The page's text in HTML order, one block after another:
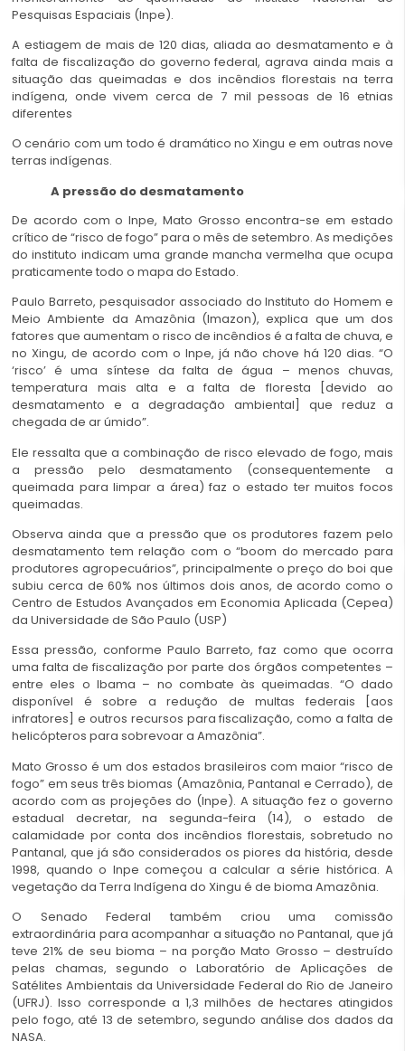
Pesquisas Espaciais (Inpe).
A estiagem de mais de 120 dias, aliada ao desmatamento e à
falta de fiscalização do governo federal, agrava ainda mais a
situação das queimadas e dos incêndios florestais na terra
indígena, onde vivem cerca de 7 mil pessoas de 16 etnias
diferentes
O cenário com um todo é dramático no Xingu e em outras nove
terras indígenas.
A pressão do desmatamento
De acordo com o Inpe, Mato Grosso encontra-se em estado
crítico de “risco de fogo” para o mês de setembro. As medições
do instituto indicam uma grande mancha vermelha que ocupa
praticamente todo o mapa do Estado.
Paulo Barreto, pesquisador associado do Instituto do Homem e
Meio Ambiente da Amazônia (Imazon), explica que um dos
fatores que aumentam o risco de incêndios é a falta de chuva, e
no Xingu, de acordo com o Inpe, já não chove há 120 dias. “O
‘risco’ é uma síntese da falta de água – menos chuvas,
temperatura mais alta e a falta de floresta [devido ao
desmatamento e a degradação ambiental] que reduz a
chegada de ar úmido”.
Ele ressalta que a combinação de risco elevado de fogo, mais
a pressão pelo desmatamento (consequentemente a
queimada para limpar a área) faz o estado ter muitos focos
queimadas.
Observa ainda que a pressão que os produtores fazem pelo
desmatamento tem relação com o “boom do mercado para
produtores agropecuários”, principalmente o preço do boi que
subiu cerca de 60% nos últimos dois anos, de acordo como o
Centro de Estudos Avançados em Economia Aplicada (Cepea)
da Universidade de São Paulo (USP)
Essa pressão, conforme Paulo Barreto, faz como que ocorra
uma falta de fiscalização por parte dos órgãos competentes –
entre eles o Ibama – no combate às queimadas. “O dado
disponível é sobre a redução de multas federais [aos
infratores] e outros recursos para fiscalização, como a falta de
helicópteros para sobrevoar a Amazônia”.
Mato Grosso é um dos estados brasileiros com maior “risco de
fogo” em seus três biomas (Amazônia, Pantanal e Cerrado), de
acordo com as projeções do (Inpe). A situação fez o governo
estadual decretar, na segunda-feira (14), o estado de
calamidade por conta dos incêndios florestais, sobretudo no
Pantanal, que já são considerados os piores da história, desde
1998, quando o Inpe começou a calcular a série histórica. A
vegetação da Terra Indígena do Xingu é de bioma Amazônia.
O Senado Federal também criou uma comissão
extraordinária para acompanhar a situação no Pantanal, que já
teve 21% de seu bioma – na porção Mato Grosso – destruído
pelas chamas, segundo o Laboratório de Aplicações de
Satélites Ambientais da Universidade Federal do Rio de Janeiro
(UFRJ). Isso corresponde a 1,3 milhões de hectares atingidos
pelo fogo, até 13 de setembro, segundo análise dos dados da
NASA.